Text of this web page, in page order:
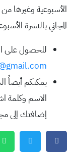
الأسبوعية وغيرها
المجاني بالنشرة
للحصول على
يمكنكم أيضاً
إضافتك إلى